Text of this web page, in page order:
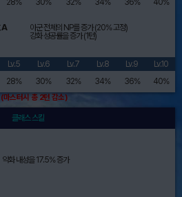
A
아군 전체의 NP를 증가 (20% 고정)
강화 성공률을 증가 (1턴)
Lv.5 Lv.6 Lv.7 Lv.8 Lv.9
Lv.10
28% 30% 32% 34% 36% 40%
스터시 총 2턴 감소)
클래스 스킬
약화 내성을 17.5% 증가